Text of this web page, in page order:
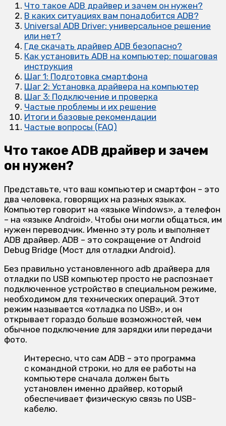
Что такое ADB драйвер и зачем он нужен?
В каких ситуациях вам понадобится ADB?
Universal ADB Driver: универсальное решение
или нет?
Где скачать драйвер ADB безопасно?
Как установить ADB на компьютер: пошаговая
инструкция
Шаг 1: Подготовка смартфона
Шаг 2: Установка драйвера на компьютер
Шаг 3: Подключение и проверка
Частые проблемы и их решение
Итоги и базовые рекомендации
Частые вопросы (FAQ)
Что такое ADB драйвер и зачем
он нужен?
Представьте, что ваш компьютер и смартфон – это
два человека, говорящих на разных языках.
Компьютер говорит на «языке Windows», а телефон
– на «языке Android». Чтобы они могли общаться, им
нужен переводчик. Именно эту роль и выполняет
ADB драйвер. ADB – это сокращение от Android
Debug Bridge (Мост для отладки Android).
Без правильно установленного adb драйвера для
отладки по USB компьютер просто не распознает
подключенное устройство в специальном режиме,
необходимом для технических операций. Этот
режим называется «отладка по USB», и он
открывает гораздо больше возможностей, чем
обычное подключение для зарядки или передачи
фото.
Интересно, что сам ADB – это программа
с командной строки, но для ее работы на
компьютере сначала должен быть
установлен именно драйвер, который
обеспечивает физическую связь по USB-
кабелю.